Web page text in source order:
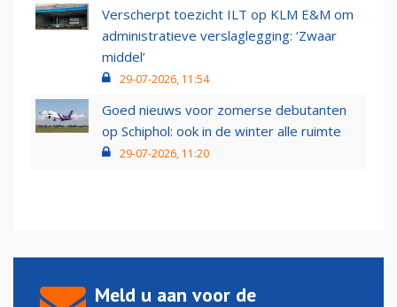
Verscherpt toezicht ILT op KLM E&M om
administratieve verslaglegging: ‘Zwaar
middel’
29-07-2026, 11:54
Goed nieuws voor zomerse debutanten
op Schiphol: ook in de winter alle ruimte
29-07-2026, 11:20
Meld u aan voor de